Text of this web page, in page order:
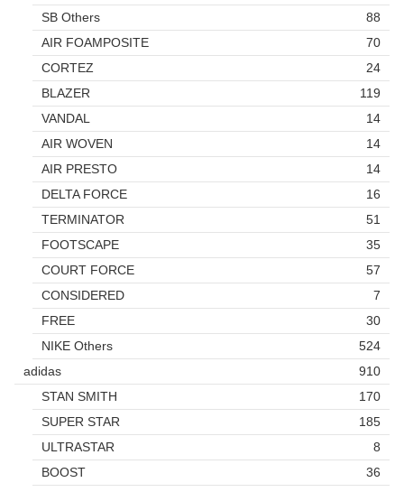
SB Others
88
AIR FOAMPOSITE
70
CORTEZ
24
BLAZER
119
VANDAL
14
AIR WOVEN
14
AIR PRESTO
14
DELTA FORCE
16
TERMINATOR
51
FOOTSCAPE
35
COURT FORCE
57
CONSIDERED
7
FREE
30
NIKE Others
524
adidas
910
STAN SMITH
170
SUPER STAR
185
ULTRASTAR
8
BOOST
36